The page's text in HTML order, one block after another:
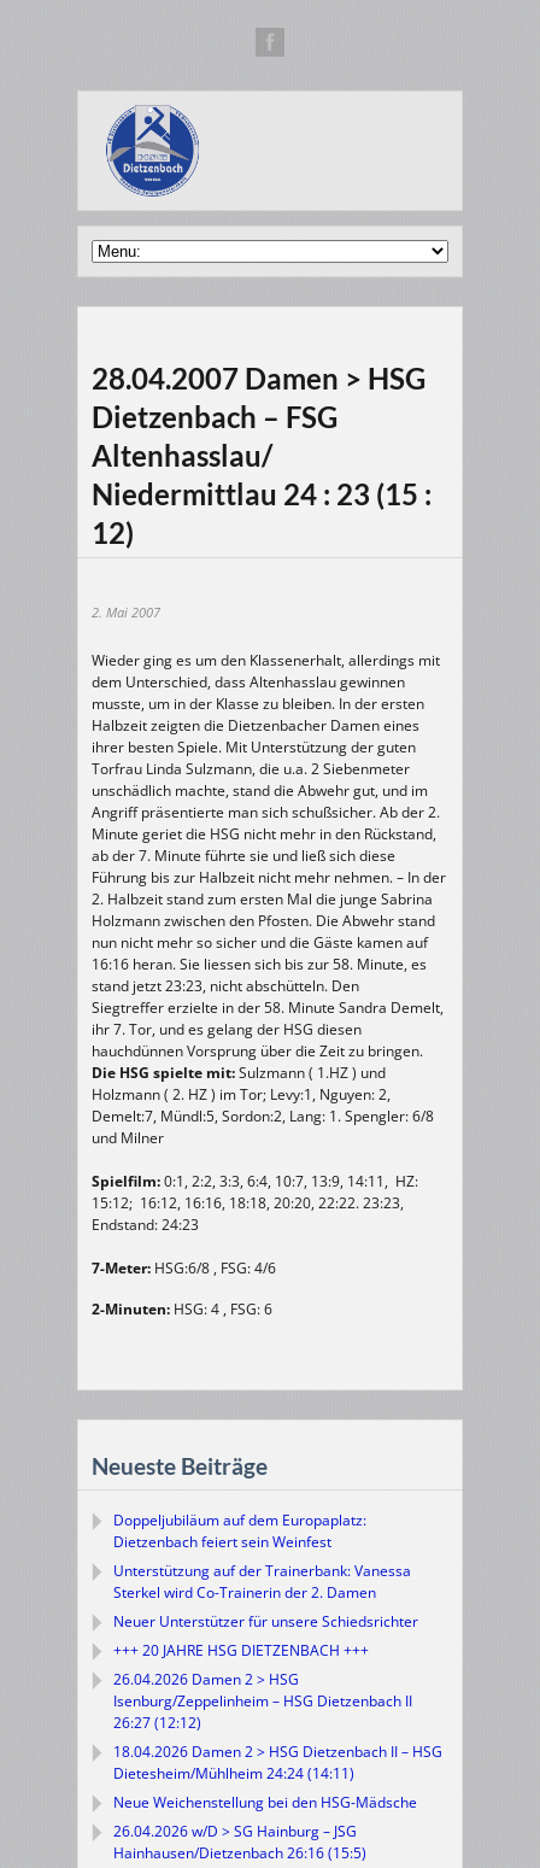
28.04.2007 Damen > HSG
Dietzenbach – FSG
Altenhasslau/
Niedermittlau 24 : 23 (15 :
12)
2. Mai 2007
Wieder ging es um den Klassenerhalt, allerdings mit
dem Unterschied, dass Altenhasslau gewinnen
musste, um in der Klasse zu bleiben. In der ersten
Halbzeit zeigten die Dietzenbacher Damen eines
ihrer besten Spiele. Mit Unterstützung der guten
Torfrau Linda Sulzmann, die u.a. 2 Siebenmeter
unschädlich machte, stand die Abwehr gut, und im
Angriff präsentierte man sich schußsicher. Ab der 2.
Minute geriet die HSG nicht mehr in den Rückstand,
ab der 7. Minute führte sie und ließ sich diese
Führung bis zur Halbzeit nicht mehr nehmen. – In der
2. Halbzeit stand zum ersten Mal die junge Sabrina
Holzmann zwischen den Pfosten. Die Abwehr stand
nun nicht mehr so sicher und die Gäste kamen auf
16:16 heran. Sie liessen sich bis zur 58. Minute, es
stand jetzt 23:23, nicht abschütteln. Den
Siegtreffer erzielte in der 58. Minute Sandra Demelt,
ihr 7. Tor, und es gelang der HSG diesen
hauchdünnen Vorsprung über die Zeit zu bringen.
Die HSG spielte mit:Sulzmann ( 1.HZ ) und
Holzmann ( 2. HZ ) im Tor; Levy:1, Nguyen: 2,
Demelt:7, Mündl:5, Sordon:2, Lang: 1. Spengler: 6/8
und Milner
Spielfilm:0:1, 2:2, 3:3, 6:4, 10:7, 13:9, 14:11, HZ:
15:12; 16:12, 16:16, 18:18, 20:20, 22:22. 23:23,
Endstand: 24:23
7-Meter: HSG:6/8 , FSG: 4/6
2-Minuten: HSG: 4 , FSG: 6
Neueste Beiträge
Doppeljubiläum auf dem Europaplatz:
Dietzenbach feiert sein Weinfest
Unterstützung auf der Trainerbank: Vanessa
Sterkel wird Co-Trainerin der 2. Damen
Neuer Unterstützer für unsere Schiedsrichter
+++ 20 JAHRE HSG DIETZENBACH +++
26.04.2026 Damen 2 > HSG
Isenburg/Zeppelinheim – HSG Dietzenbach II
26:27 (12:12)
18.04.2026 Damen 2 > HSG Dietzenbach II – HSG
Dietesheim/Mühlheim 24:24 (14:11)
Neue Weichenstellung bei den HSG-Mädsche
26.04.2026 w/D > SG Hainburg – JSG
Hainhausen/Dietzenbach 26:16 (15:5)